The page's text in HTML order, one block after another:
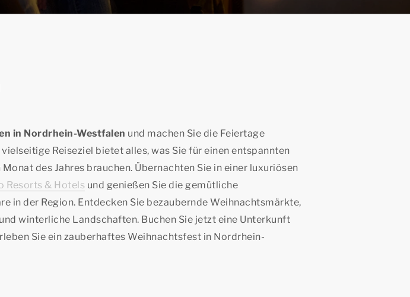
in Nordrhein-Westfalen und machen Sie die Feiertage
Reiseziel bietet alles, was Sie für einen entspannten
des Jahres brauchen. Übernachten Sie in einer luxuriösen
Resorts & Hotels und genießen Sie die gemütliche
in der Region. Entdecken Sie bezaubernde Weihnachtsmärkte,
winterliche Landschaften. Buchen Sie jetzt eine Unterkunft
Sie ein zauberhaftes Weihnachtsfest in Nordrhein-